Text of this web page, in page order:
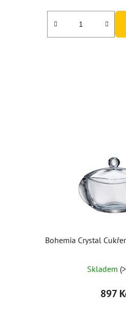
5,0
Bohemia Crystal
Skladem
897